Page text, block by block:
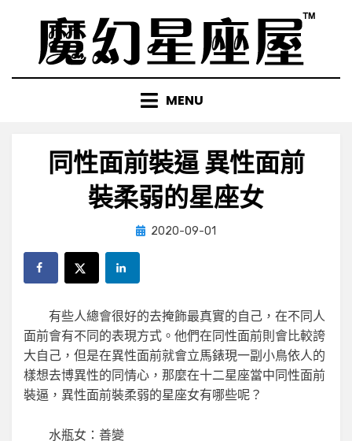
content
MENU
同性面前裝逼 異性面前
裝柔弱的星座女
by小編
Posted
2020-09-01
有些人總會很好的去掩飾最真實的自己，在不同人
面前會有不同的表現方式。他們在同性面前則會比較誇
大自己，但是在異性面前就會立馬錶現一副小鳥依人的
樣想去博異性的同情心，那麼在十二星座當中同性面前
裝逼，異性面前裝柔弱的星座女有哪些呢？
水瓶女：善變